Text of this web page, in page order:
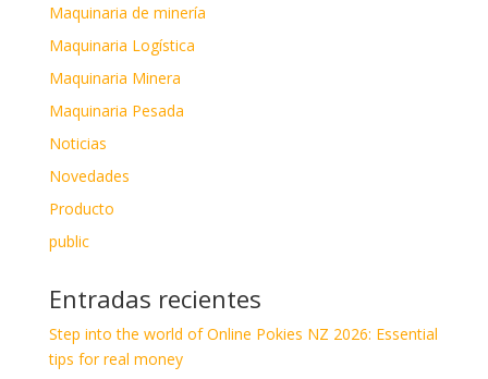
Maquinaria de minería
Maquinaria Logística
Maquinaria Minera
Maquinaria Pesada
Noticias
Novedades
Producto
public
Entradas recientes
Step into the world of Online Pokies NZ 2026: Essential
tips for real money